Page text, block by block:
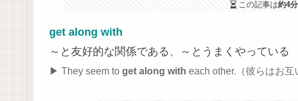
この記事は約4分
get along with
～と友好的な関係である、～とうまくやっている
They seem to get along with each other.（彼らはお互